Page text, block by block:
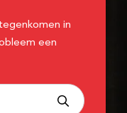
in
een